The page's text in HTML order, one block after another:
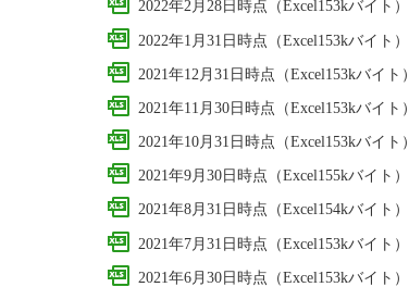
2022年2月28日時点（Excel153kバイト）
2022年1月31日時点（Excel153kバイト）
2021年12月31日時点（Excel153kバイト）
2021年11月30日時点（Excel153kバイト）
2021年10月31日時点（Excel153kバイト）
2021年9月30日時点（Excel155kバイト）
2021年8月31日時点（Excel154kバイト）
2021年7月31日時点（Excel153kバイト）
2021年6月30日時点（Excel153kバイト）